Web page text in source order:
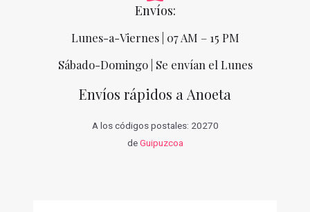
Envíos:
Lunes-a-Viernes | 07 AM – 15 PM
Sábado-Domingo | Se envían el Lunes
Envíos rápidos a Anoeta
A los códigos postales: 20270
deGuipuzcoa